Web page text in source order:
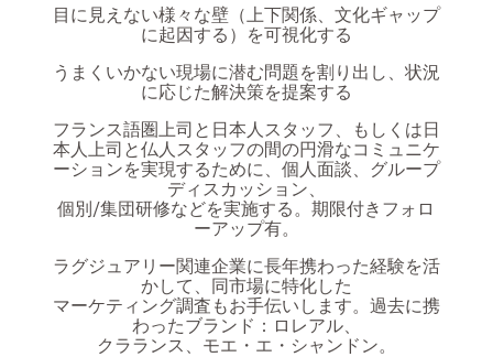
目に見えない様々な壁（上下関係、文化ギャップ
に起因する）を可視化する
うまくいかない現場に潜む問題を割り出し、状況
に応じた解決策を提案する
フランス語圏上司と日本人スタッフ、もしくは日
本人上司と仏人スタッフの間の円滑なコミュニケ
ーションを実現するために、個人面談、グループ
ディスカッション、
個別/集団研修などを実施する。期限付きフォロ
ーアップ有。
ラグジュアリー関連企業に長年携わった経験を活
かして、同市場に特化した
マーケティング調査もお手伝いします。過去に携
わったブランド：ロレアル、
クラランス、モエ・エ・シャンドン。